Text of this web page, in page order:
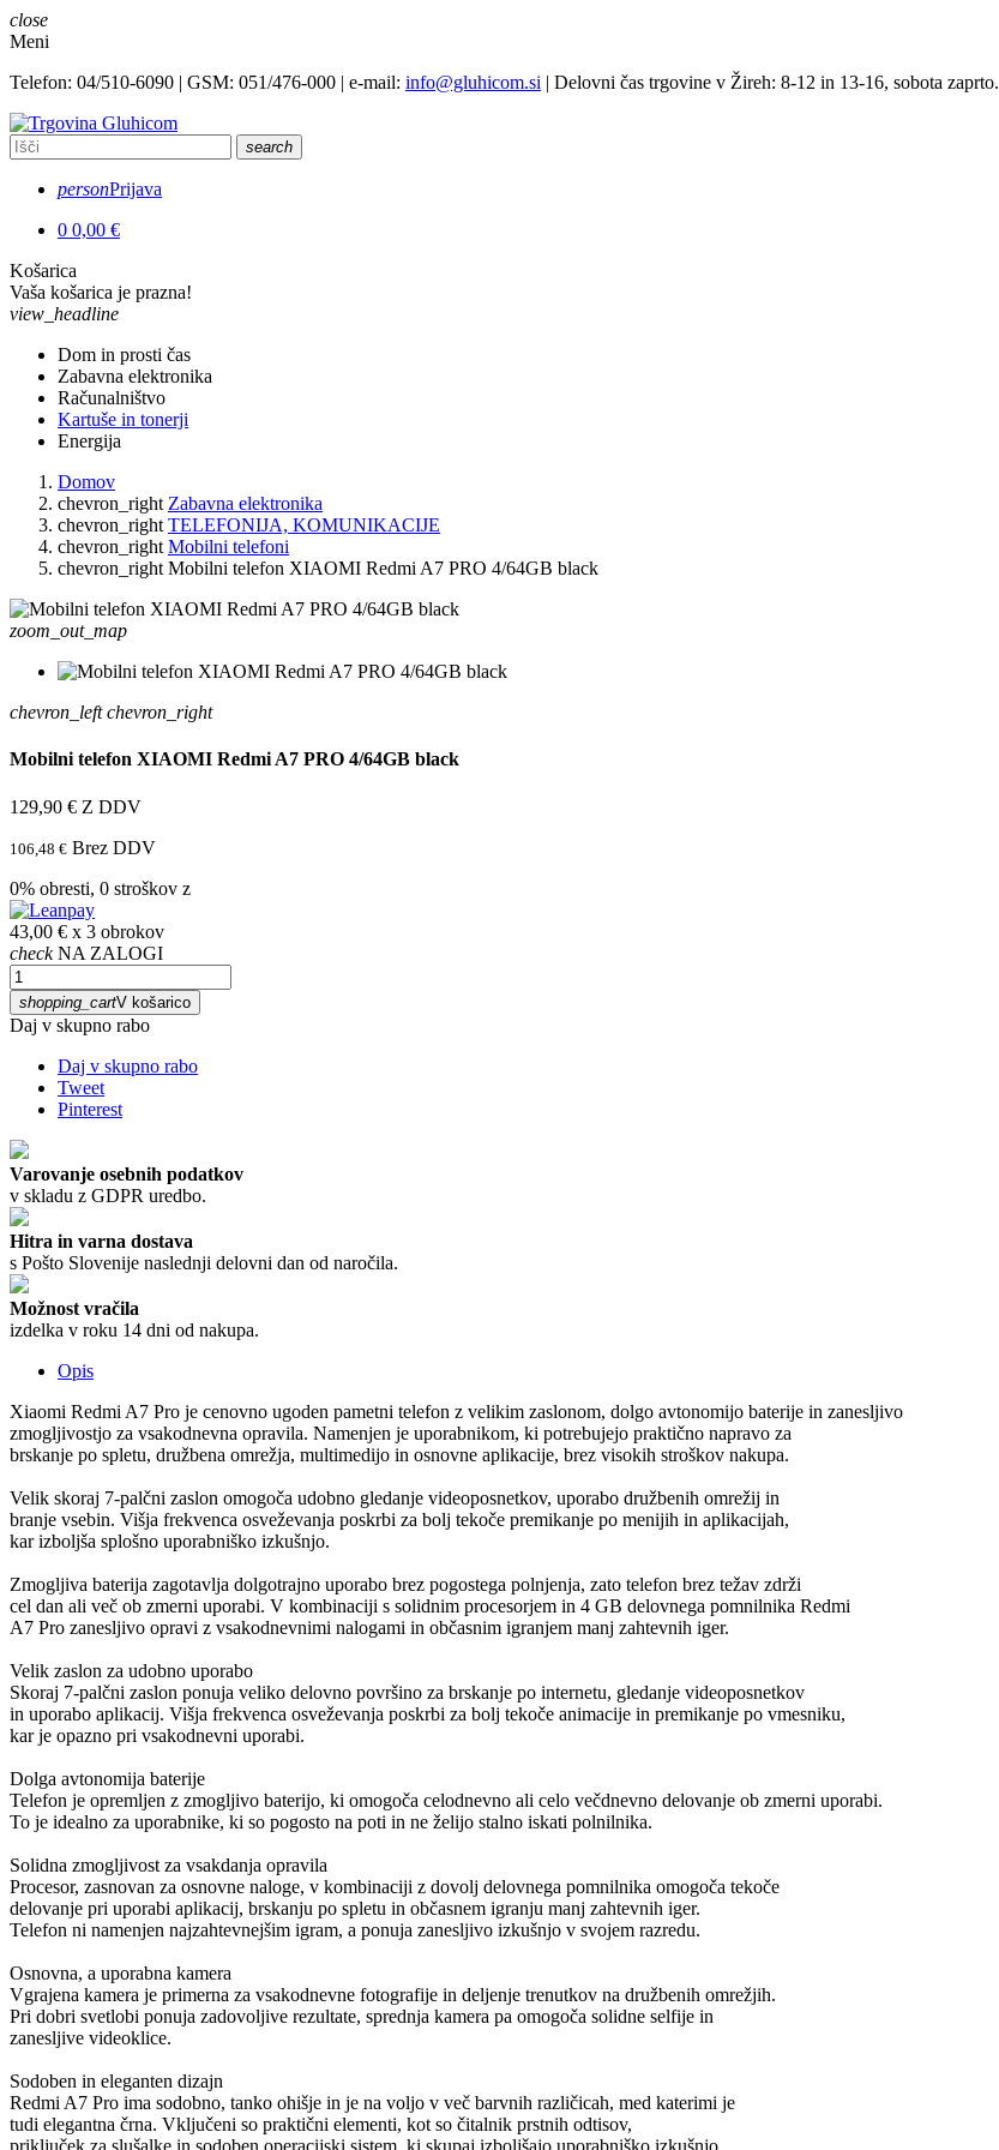
close
Meni
Telefon: 04/510-6090 | GSM: 051/476-000 | e-mail: info@gluhicom.si | Delovni čas trgovine v Žireh: 8-12 in 13-16, sobota zaprto.
search
personPrijava
0 0,00 €
Košarica
Vaša košarica je prazna!
view_headline
Dom in prosti čas
Zabavna elektronika
Računalništvo
Kartuše in tonerji
Energija
Domov
chevron_right Zabavna elektronika
chevron_right TELEFONIJA, KOMUNIKACIJE
chevron_right Mobilni telefoni
chevron_right Mobilni telefon XIAOMI Redmi A7 PRO 4/64GB black
zoom_out_map
chevron_left chevron_right
Mobilni telefon XIAOMI Redmi A7 PRO 4/64GB black
129,90 € Z DDV
106,48 € Brez DDV
0% obresti, 0 stroškov z
43,00 € x 3 obrokov
checkNA ZALOGI
shopping_cartV košarico
Daj v skupno rabo
Daj v skupno rabo
Tweet
Pinterest
Varovanje osebnih podatkov
v skladu z GDPR uredbo.
Hitra in varna dostava
s Pošto Slovenije naslednji delovni dan od naročila.
Možnost vračila
izdelka v roku 14 dni od nakupa.
Opis
Xiaomi Redmi A7 Pro je cenovno ugoden pametni telefon z velikim zaslonom, dolgo avtonomijo baterije in zanesljivo
zmogljivostjo za vsakodnevna opravila. Namenjen je uporabnikom, ki potrebujejo praktično napravo za
brskanje po spletu, družbena omrežja, multimedijo in osnovne aplikacije, brez visokih stroškov nakupa.
Velik skoraj 7-palčni zaslon omogoča udobno gledanje videoposnetkov, uporabo družbenih omrežij in
branje vsebin. Višja frekvenca osveževanja poskrbi za bolj tekoče premikanje po menijih in aplikacijah,
kar izboljša splošno uporabniško izkušnjo.
Zmogljiva baterija zagotavlja dolgotrajno uporabo brez pogostega polnjenja, zato telefon brez težav zdrži
cel dan ali več ob zmerni uporabi. V kombinaciji s solidnim procesorjem in 4 GB delovnega pomnilnika Redmi
A7 Pro zanesljivo opravi z vsakodnevnimi nalogami in občasnim igranjem manj zahtevnih iger.
Velik zaslon za udobno uporabo
Skoraj 7-palčni zaslon ponuja veliko delovno površino za brskanje po internetu, gledanje videoposnetkov
in uporabo aplikacij. Višja frekvenca osveževanja poskrbi za bolj tekoče animacije in premikanje po vmesniku,
kar je opazno pri vsakodnevni uporabi.
Dolga avtonomija baterije
Telefon je opremljen z zmogljivo baterijo, ki omogoča celodnevno ali celo večdnevno delovanje ob zmerni uporabi.
To je idealno za uporabnike, ki so pogosto na poti in ne želijo stalno iskati polnilnika.
Solidna zmogljivost za vsakdanja opravila
Procesor, zasnovan za osnovne naloge, v kombinaciji z dovolj delovnega pomnilnika omogoča tekoče
delovanje pri uporabi aplikacij, brskanju po spletu in občasnem igranju manj zahtevnih iger.
Telefon ni namenjen najzahtevnejšim igram, a ponuja zanesljivo izkušnjo v svojem razredu.
Osnovna, a uporabna kamera
Vgrajena kamera je primerna za vsakodnevne fotografije in deljenje trenutkov na družbenih omrežjih.
Pri dobri svetlobi ponuja zadovoljive rezultate, sprednja kamera pa omogoča solidne selfije in
zanesljive videoklice.
Sodoben in eleganten dizajn
Redmi A7 Pro ima sodobno, tanko ohišje in je na voljo v več barvnih različicah, med katerimi je
tudi elegantna črna. Vključeni so praktični elementi, kot so čitalnik prstnih odtisov,
priključek za slušalke in sodoben operacijski sistem, ki skupaj izboljšajo uporabniško izkušnjo.